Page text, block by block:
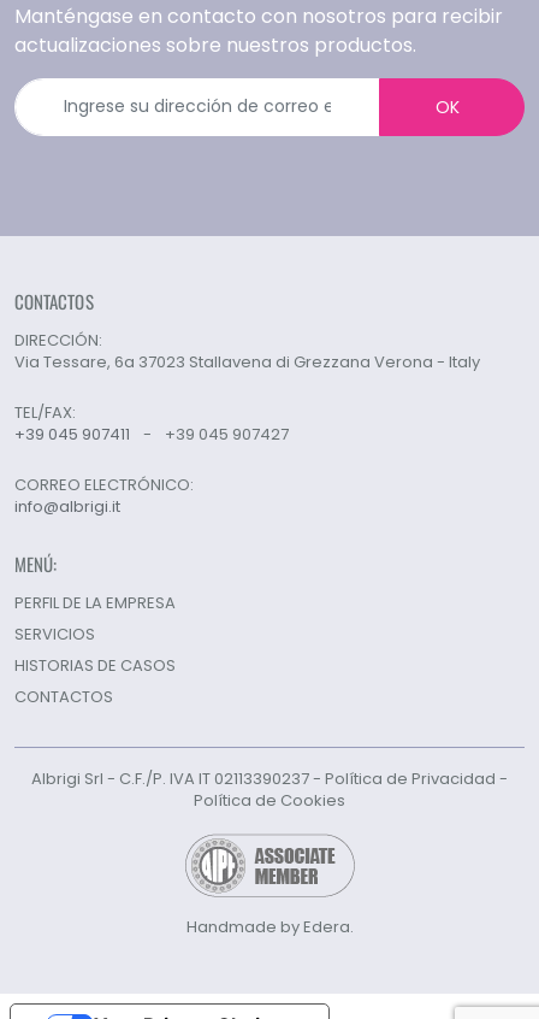
Manténgase en contacto con nosotros para recibir
actualizaciones sobre nuestros productos.
OK
CONTACTOS
DIRECCIÓN:
Via Tessare, 6a 37023 Stallavena di Grezzana Verona - Italy
TEL/FAX:
+39 045 907411
- +39 045 907427
CORREO ELECTRÓNICO:
info@albrigi.it
MENÚ:
PERFIL DE LA EMPRESA
SERVICIOS
HISTORIAS DE CASOS
CONTACTOS
Albrigi Srl - C.F./P. IVA IT 02113390237 - Política de Privacidad -
Política de Cookies
Handmade by Edera.